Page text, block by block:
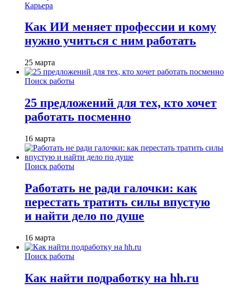
Карьера
Как ИИ меняет профессии и кому
нужно учиться с ним работать
25 марта
Поиск работы
25 предложений для тех, кто хочет
работать посменно
16 марта
Поиск работы
Работать не ради галочки: как
перестать тратить силы впустую
и найти дело по душе
16 марта
Поиск работы
Как найти подработку на hh.ru